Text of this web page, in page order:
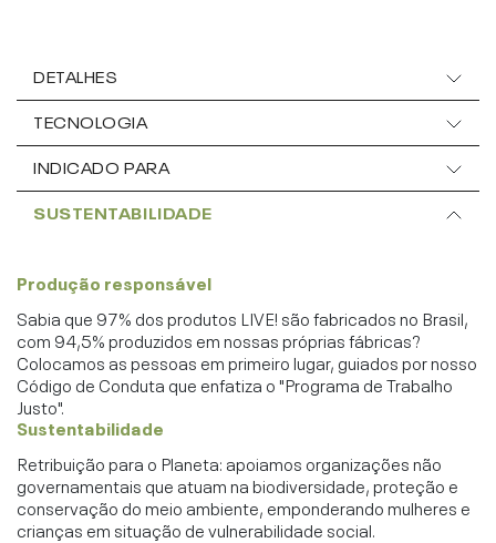
DETALHES
TECNOLOGIA
INDICADO PARA
SUSTENTABILIDADE
Produção responsável
Sabia que 97% dos produtos LIVE! são fabricados no Brasil,
com 94,5% produzidos em nossas próprias fábricas?
Colocamos as pessoas em primeiro lugar, guiados por nosso
Código de Conduta que enfatiza o "Programa de Trabalho
Justo".
Sustentabilidade
Retribuição para o Planeta: apoiamos organizações não
governamentais que atuam na biodiversidade, proteção e
conservação do meio ambiente, emponderando mulheres e
crianças em situação de vulnerabilidade social.